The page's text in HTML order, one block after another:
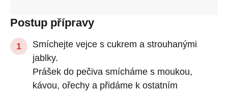
Postup přípravy
Smíchejte vejce s cukrem a strouhanými
jablky.
Prášek do pečiva smícháme s moukou,
kávou, ořechy a přidáme k ostatním